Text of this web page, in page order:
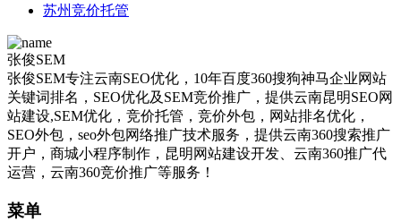
苏州竞价托管
张俊SEM
张俊SEM专注云南SEO优化，10年百度360搜狗神马企业网站
关键词排名，SEO优化及SEM竞价推广，提供云南昆明SEO网
站建设,SEM优化，竞价托管，竞价外包，网站排名优化，
SEO外包，seo外包网络推广技术服务，提供云南360搜索推广
开户，商城小程序制作，昆明网站建设开发、云南360推广代
运营，云南360竞价推广等服务！
菜单